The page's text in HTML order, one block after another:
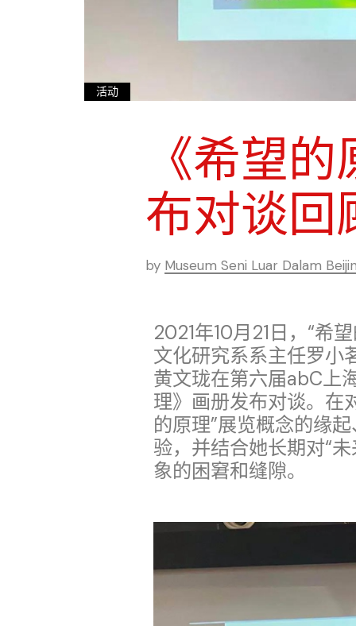
活动
《希望
布对谈回
by Museum Seni Luar Dalam
2021年10月21日，“希
文化研究系系主任罗小
黄文珑在第六届abC上
理》画册发布对谈。在
的原理”展览概念的缘
验，并结合她长期对“
象的困窘和缝隙。